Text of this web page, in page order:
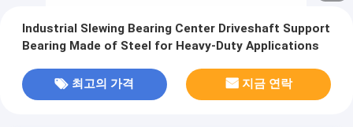
Industrial Slewing Bearing Center Driveshaft Support
Bearing Made of Steel for Heavy-Duty Applications
최고의 가격 지금 연락